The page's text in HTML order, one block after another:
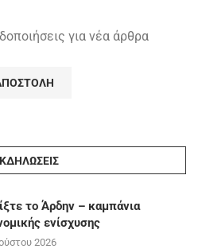
για νέα άρθρα
το Άρδην – καμπάνια
ενίσχυσης
2026